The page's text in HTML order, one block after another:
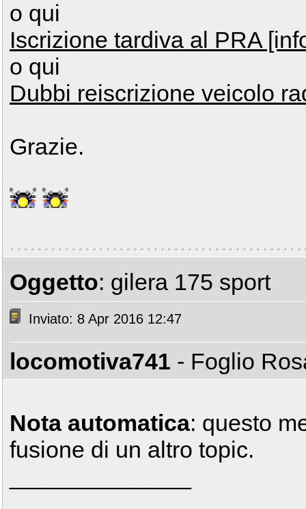
o qui
Iscrizione tardiva al PRA
o qui
Dubbi reiscrizione veicolo
Grazie.
Oggetto: gilera 175 sport
Inviato: 8 Apr 2016 12:47
locomotiva741 - Foglio
Nota automatica: questo
fusione di un altro topic.